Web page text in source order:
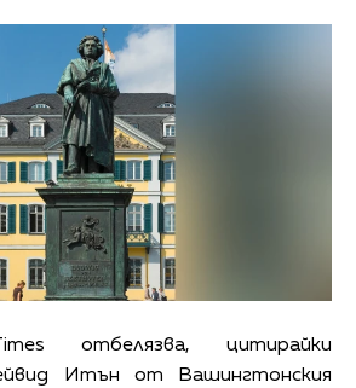
отбелязва, цитирайки
Итън от Вашингтонския